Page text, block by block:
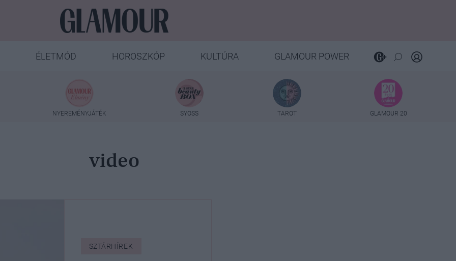
ÉLETMÓD HOROSZKÓP KULTÚRA GLAMOUR POWER
NYEREMÉNYJÁTÉK SYOSS TAROT GLAMOUR 20
video
SZTÁRHÍREK